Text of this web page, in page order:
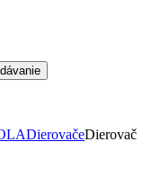
DierovačeDierovač